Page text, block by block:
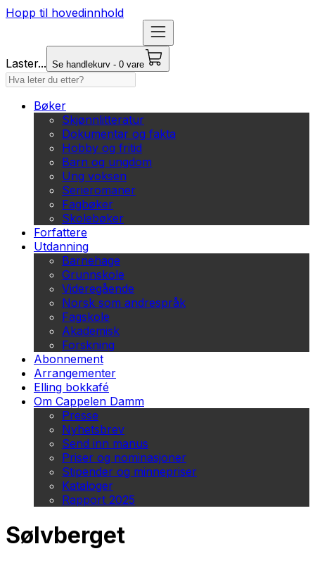
Hopp til hovedinnhold
Laster... Se handlekurv - 0 vare
Bøker
Skjønnlitteratur
Dokumentar og fakta
Hobby og fritid
Barn og ungdom
Ung voksen
Serieromaner
Fagbøker
Skolebøker
Forfattere
Utdanning
Barnehage
Grunnskole
Videregående
Norsk som andrespråk
Fagskole
Akademisk
Forskning
Abonnement
Arrangementer
Elling bokkafé
Om Cappelen Damm
Presse
Nyhetsbrev
Send inn manus
Priser og nominasjoner
Stipender og minnepriser
Kataloger
Rapport 2025
Sølvberget